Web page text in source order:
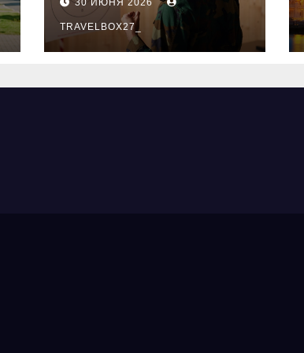
новый уровень
праздника и
командного духа
30 ИЮНЯ 2026
TRAVELBOX27_